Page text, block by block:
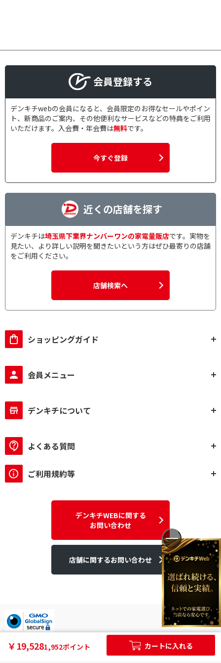
￥19,5281,952ポイント カートに入れる
会員登録する
デンキチwebの会員になると、会員限定のお得なセールやポイン
ト、新商品のご案内、その他便利なサービスなどの特典をご利用
いただけます。入会費・年会費は無料です。
今すぐ登録
近くの店舗を探す
デンキチは埼玉県下業界ナンバーワンの家電量販店です。実物を
見たい、より詳しい説明を聞きたいという方はぜひ最寄りの店舗
をご利用ください。
店舗検索へ
ショッピングガイド
会員メニュー
デンキチについて
よくある質問
ご利用規約等
デンキチWEBに関する
お問い合わせ
店舗に関するお問い合わせ
デンキチはGMOグローバルサイン発行のSSL電子証明書を使用して
います。
個人情報やご購入情報はSSL暗号化通信により保護されます。